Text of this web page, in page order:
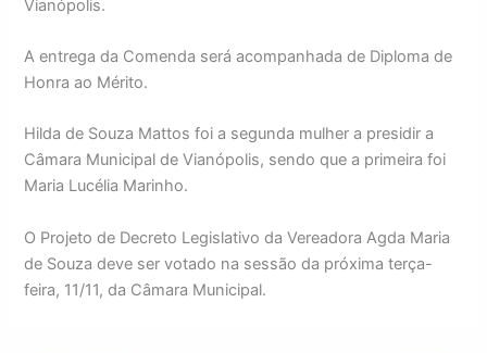
Vianópolis.
A entrega da Comenda será acompanhada de Diploma de
Honra ao Mérito.
Hilda de Souza Mattos foi a segunda mulher a presidir a
Câmara Municipal de Vianópolis, sendo que a primeira foi
Maria Lucélia Marinho.
O Projeto de Decreto Legislativo da Vereadora Agda Maria
de Souza deve ser votado na sessão da próxima terça-
feira, 11/11, da Câmara Municipal.